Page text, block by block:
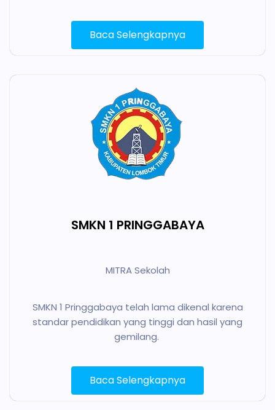
Baca Selengkapnya
SMKN 1 PRINGGABAYA
MITRA Sekolah
SMKN 1 Pringgabaya telah lama dikenal karena
standar pendidikan yang tinggi dan hasil yang
gemilang.
Baca Selengkapnya